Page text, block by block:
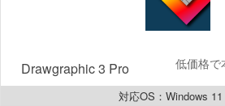
Drawgraphic 3 Pro 低価格で
対応OS：Windows